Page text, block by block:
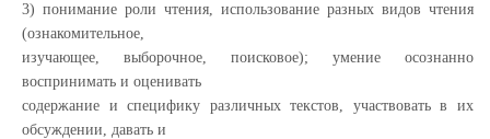
3) понимание роли чтения, использование разных видов чтения
(ознакомительное,
изучающее, выборочное, поисковое); умение осознанно
воспринимать и оценивать
содержание и специфику различных текстов, участвовать в их
обсуждении, давать и